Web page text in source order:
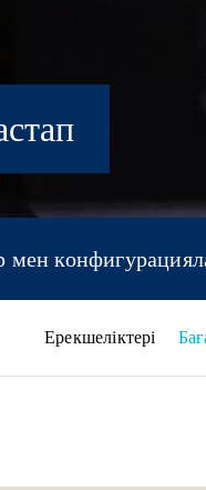
мен
Ерекшеліктері